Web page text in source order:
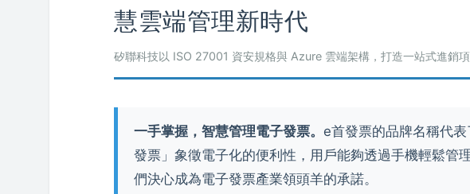
慧雲端管理新時代
矽聯科技以 ISO 27001 資安規格與 Azure 雲端架構，打造一站式進銷
一手掌握，智慧管理電子發票。e首發票的品牌名稱代
發票」象徵電子化的便利性，用戶能夠透過手機輕鬆管
們決心成為電子發票產業領頭羊的承諾。